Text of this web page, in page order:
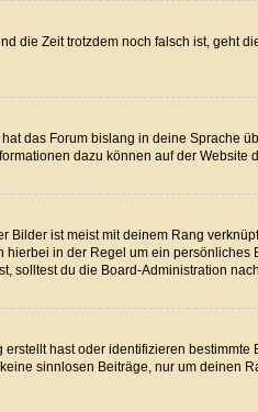
die Zeit trotzdem noch falsch ist, geht
das Forum bislang in deine Sprache
dazu können auf der
ist meist mit deinem Rang
in der Regel um ein
solltest du die Board-Administration
hast oder identifizieren
sinnlosen Beiträge, nur um